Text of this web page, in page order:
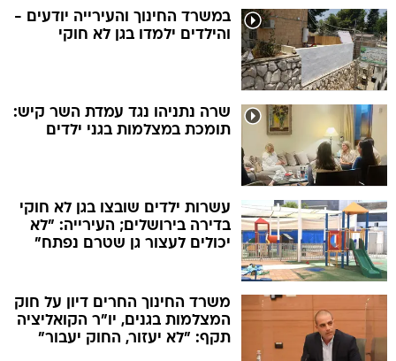
במשרד החינוך והעירייה יודעים -
והילדים ילמדו בגן לא חוקי
שרה נתניהו נגד עמדת השר קיש:
תומכת במצלמות בגני ילדים
עשרות ילדים שובצו בגן לא חוקי
בדירה בירושלים; העירייה: "לא
יכולים לעצור גן שטרם נפתח"
משרד החינוך החרים דיון על חוק
המצלמות בגנים, יו"ר הקואליציה
תקף: "לא יעזור, החוק יעבור"